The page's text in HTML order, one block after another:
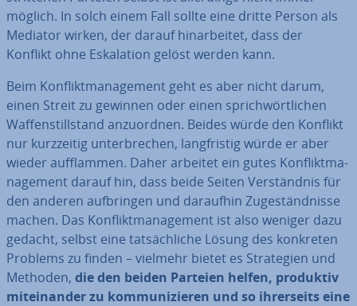
möglich. In solch einem Fall sollte eine dritte Person als
Mediator wirken, der darauf hin­ar­bei­tet, dass der
Konflikt ohne Es­ka­la­ti­on gelöst werden kann.
Beim Kon­flikt­ma­nage­ment geht es aber nicht darum,
einen Streit zu gewinnen oder einen sprich­wört­li­chen
Waf­fen­still­stand an­zu­ord­nen. Beides würde den Konflikt
nur kurz­zei­tig un­ter­bre­chen, lang­fris­tig würde er aber
wieder auf­flam­men. Daher arbeitet ein gutes Kon­flikt­ma­
nage­ment darauf hin, dass beide Seiten Ver­ständ­nis für
den anderen auf­brin­gen und daraufhin Zu­ge­ständ­nis­se
machen. Das Kon­flikt­ma­nage­ment ist also weniger dazu
gedacht, selbst eine tat­säch­li­che Lösung des konkreten
Problems zu finden – vielmehr bietet es Stra­te­gien und
Methoden, die den beiden Parteien helfen, produktiv
mit­ein­an­der zu kom­mu­ni­zie­ren und so ih­rer­seits eine